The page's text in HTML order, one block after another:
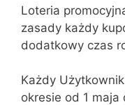
Loteria
zasady każdy
dodatkowy czas
Każdy
okresie od 1